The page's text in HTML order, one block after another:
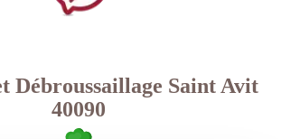
Débroussaillage Saint Avit
40090